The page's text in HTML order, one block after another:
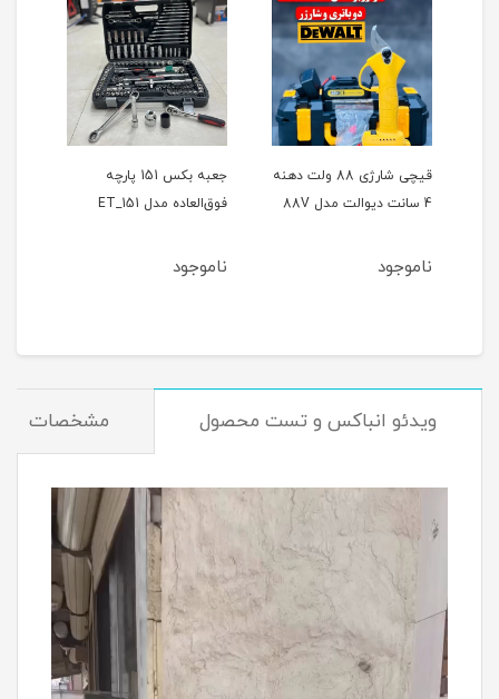
قیچی شارژی 88 ولت دهنه
4 سانت دیوالت مدل 88V
ناموجود
جعبه بکس 151 پارچه
فوق‌العاده مدل ET_151
ناموجود
ویدئو انباکس و تست محصول مشخصات